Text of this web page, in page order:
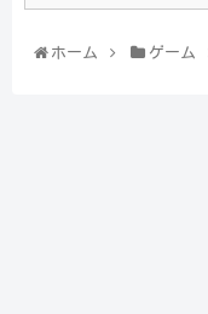
ホーム ゲーム